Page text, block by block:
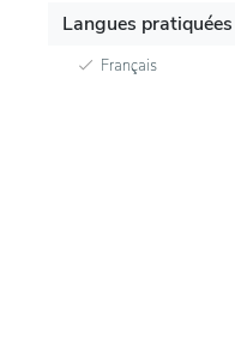
Langues pratiquées
Français